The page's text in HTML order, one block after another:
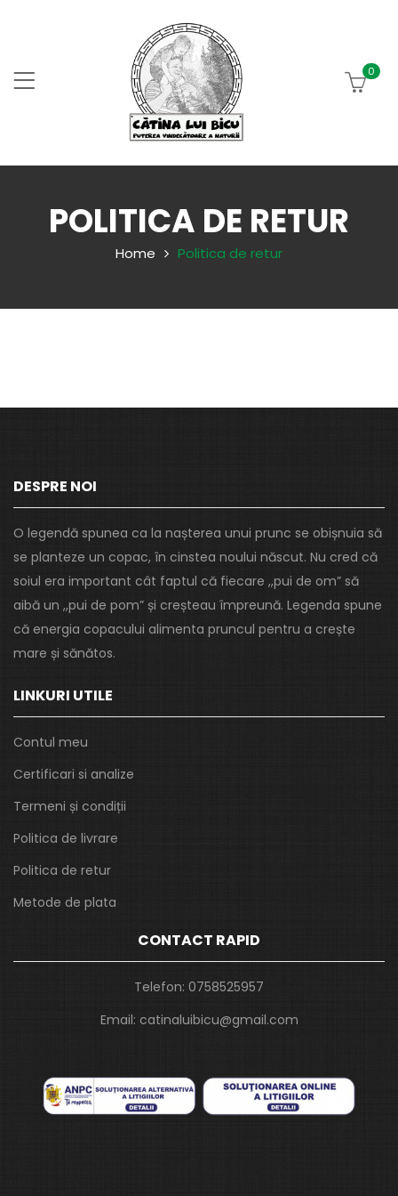
0
POLITICA DE RETUR
Home Politica de retur
DESPRE NOI
O legendă spunea ca la nașterea unui prunc se obișnuia să
se planteze un copac, în cinstea noului născut. Nu cred că
soiul era important cât faptul că fiecare ,,pui de om” să
aibă un ,,pui de pom” și creșteau împreună. Legenda spune
că energia copacului alimenta pruncul pentru a crește
mare și sănătos.
LINKURI UTILE
Contul meu
Certificari si analize
Termeni și condiții
Politica de livrare
Politica de retur
Metode de plata
CONTACT RAPID
Telefon: 0758525957
Email: catinaluibicu@gmail.com